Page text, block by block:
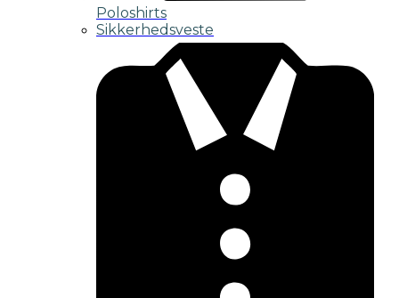
Poloshirts
Sikkerhedsveste